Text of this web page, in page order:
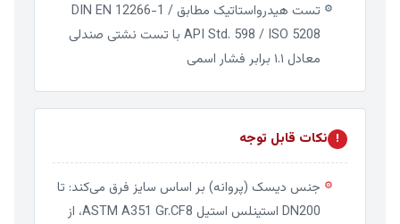
⚙
تست هیدرواستاتیک مطابق DIN EN 12266-1 /
API Std. 598 / ISO 5208 با تست نشتی صندلی
معادل ۱.۱ برابر فشار اسمی
! نکات قابل توجه
⚙ جنس دیسک (پروانه) بر اساس سایز فرق می‌کند: تا
DN200 استینلس استیل ASTM A351 Gr.CF8، از